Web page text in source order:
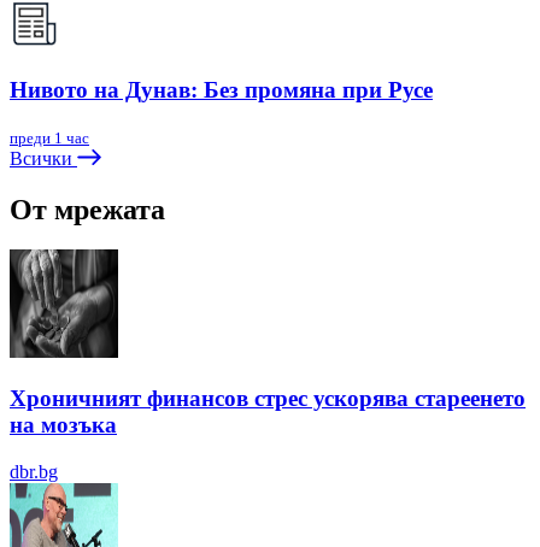
Нивото на Дунав: Без промяна при Русе
преди 1 час
Всички
От мрежата
Хроничният финансов стрес ускорява стареенето
на мозъка
dbr.bg